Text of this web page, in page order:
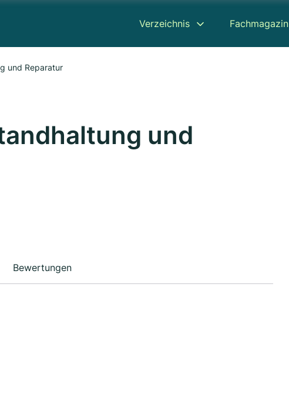
Verzeichnis Fachmagazin
und Reparatur
und
Bewertungen